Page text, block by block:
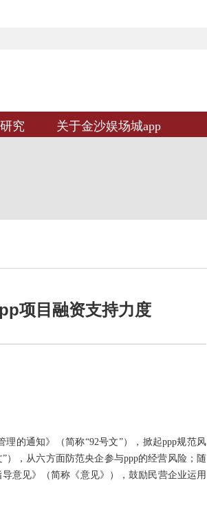
究 关于金沙娱场城app
项目融资支持力度
理的通知》（简称“92号文”），掀起ppp规范风
），从六方面防范央企参与ppp的经营风险；随
意见》（简称《意见》），鼓励民营企业运用